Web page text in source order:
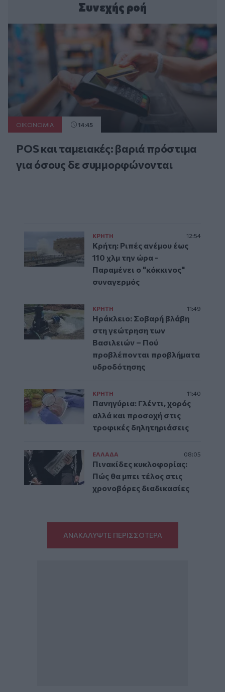
Συνεχής ροή
ΟΙΚΟΝΟΜΙΑ 14:45
POS και ταμειακές: βαριά πρόστιμα
για όσους δε συμμορφώνονται
ΚΡΗΤΗ 12:54
Κρήτη: Ριπές ανέμου έως
110 χλμ την ώρα -
Παραμένει ο "κόκκινος"
συναγερμός
ΚΡΗΤΗ 11:49
Ηράκλειο: Σοβαρή βλάβη
στη γεώτρηση των
Βασιλειών – Πού
προβλέπονται προβλήματα
υδροδότησης
ΚΡΗΤΗ 11:40
Πανηγύρια: Γλέντι, χορός
αλλά και προσοχή στις
τροφικές δηλητηριάσεις
ΕΛΛAΔΑ 08:05
Πινακίδες κυκλοφορίας:
Πώς θα μπει τέλος στις
χρονοβόρες διαδικασίες
ΑΝΑΚΑΛΥΨΤΕ ΠΕΡΙΣΣΟΤΕΡΑ